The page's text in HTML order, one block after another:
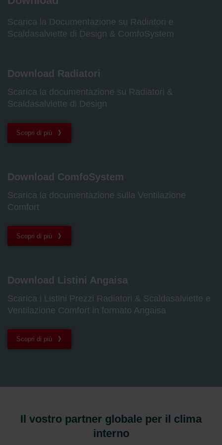
Scarica la Documentazione su Radiatori e
Scaldasalviette di Design & ComfoSystem
Download Radiatori
Scarica la documentazione su Radiatori &
Scaldasalviette di Design
Scopri di più
Download ComfoSystem
Scarica la documentazione sulla Ventilazione
Comfort
Scopri di più
Download Listini Angaisa
Scarica i Listini Prezzi Radiatori & Scaldasalviette e
Ventilazione Comfort in formato Angaisa
Scopri di più
Il vostro partner globale per il clima
interno